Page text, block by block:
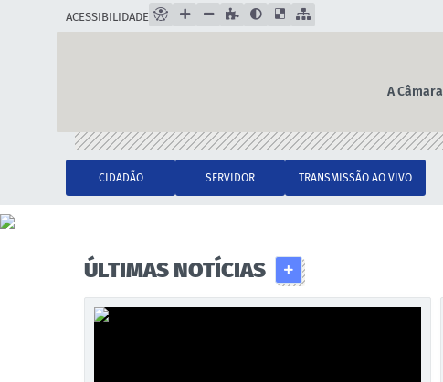
ACESSIBILIDADE
A Câmara
CIDADÃO SERVIDOR TRANSMISSÃO AO VIVO
ÚLTIMAS NOTÍCIAS